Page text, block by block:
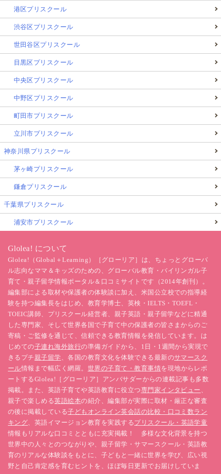
港区プリスクール
渋谷区プリスクール
世田谷区プリスクール
目黒区プリスクール
中央区プリスクール
中野区プリスクール
町田市プリスクール
立川市プリスクール
神奈川県プリスクール
茅ヶ崎プリスクール
鎌倉プリスクール
千葉県プリスクール
浦安市プリスクール
Glolea! について
Glolea!（Global＋Learning）［グローリア］は、ちょっとグローバ
ル志向なママ＆キッズのための、グローバル教育・バイリンガル子
育て・親子留学情報ポータル＆口コミサイトです（2014年創刊）。
編集部による取材や保護者の体験談に加え、米国公立校での指導経
験を持つ編集長をはじめ、教育学博士、英検・IELTS・TOEFL・
TOEIC講師、プリスクール経営者、親子英語・親子留学などに精通
した専門家、そして世界各国で子育て中の保護者の皆さまからのご
寄稿・ご監修を通じて、信頼できる教育情報を発信しています。は
じめての子連れ海外旅行の準備ガイドから、1日・1週間から実現で
きるプチ 親子留学 、各国の教育文化を体験できる最新のサマースク
ール情報まで幅広く網羅。 世界の子育て・教育事情を現地からレポ
ートするGlolea!［グローリア］アンバサダーからの連載記事も多数
掲載。また、英語子育てや英語教育に役立つ専門家インタビュー
親子で楽しめる英語絵本の紹介、編集部が実際に取材・厳正な審査
の後に掲載している子どもオンライン英会話の比較・口コミ数ラン
キング 、英語イマージョン教育を実践するプリスクール・英語学童
情報もリアルな口コミとともに充実掲載！ 多様な文化背景を持つ
世界中の人々とのつながりや、親子留学・サマースクール・英語教
育のリアルな体験談をもとに、子どもと一緒に世界を学び、広い視
野と自己肯定感を育むヒントを、ほぼ毎日更新でお届けしていま